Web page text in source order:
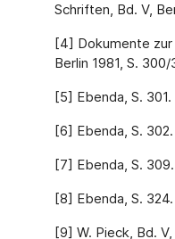
Schriften, Bd. V,
[4] Dokumente zur
Berlin 1981, S. 300/
[5] Ebenda, S. 301.
[6] Ebenda, S. 302.
[7] Ebenda, S. 309.
[8] Ebenda, S. 324.
[9] W. Pieck, Bd.